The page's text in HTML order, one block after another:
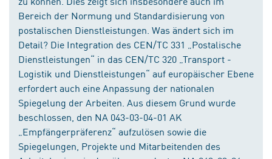
Bereich der Normung und Standardisierung von
postalischen Dienstleistungen. Was ändert sich im
Detail? Die Integration des CEN/TC 331 „Postalische
Dienstleistungen“ in das CEN/TC 320 „Transport -
Logistik und Dienstleistungen“ auf europäischer Ebene
erfordert auch eine Anpassung der nationalen
Spiegelung der Arbeiten. Aus diesem Grund wurde
beschlossen, den NA 043-03-04-01 AK
„Empfängerpräferenz“ aufzulösen sowie die
Spiegelungen, Projekte und Mitarbeitenden des